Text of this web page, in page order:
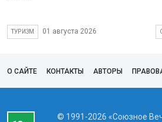
ТУРИЗМ 01 августа 2026
О САЙТЕ КОНТАКТЫ АВТОРЫ
© 1991-2026 «Союзное